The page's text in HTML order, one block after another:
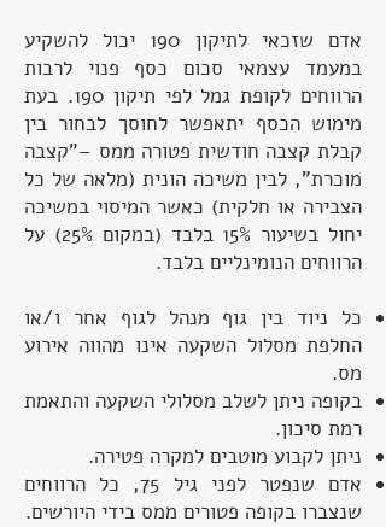
אדם שזכאי לתיקון 190 יכול להשקיע
במעמד עצמאי סכום כסף פנוי לרבות
הרווחים לקופת גמל לפי תיקון 190. בעת
מימוש הכסף יתאפשר לחוסך לבחור בין
קבלת קצבה חודשית פטורה ממס –"קצבה
מוכרת", לבין משיכה הונית (מלאה של כל
הצבירה או חלקית) כאשר המיסוי במשיכה
יחול בשיעור 15% בלבד (במקום 25%) על
הרווחים הנומינליים בלבד.
כל ניוד בין גוף מנהל לגוף אחר ו/או
החלפת מסלול השקעה אינו מהווה אירוע
מס.
בקופה ניתן לשלב מסלולי השקעה והתאמת
רמת סיכון.
ניתן לקבוע מוטבים למקרה פטירה.
אדם שנפטר לפני גיל 75, כל הרווחים
שנצברו בקופה פטורים ממס בידי היורשים.